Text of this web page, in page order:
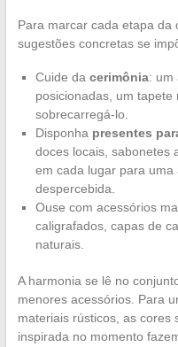
Para marcar cada etapa da
sugestões concretas se
Cuide da cerimônia: um
posicionadas, um
sobrecarregá-lo.
Disponha presentes
doces locais, sabonetes
em cada lugar para
despercebida.
Ouse com acessórios
caligrafados, capas de
naturais.
A harmonia se lê no
menores acessórios. Para
materiais rústicos, as cores
inspirada no momento